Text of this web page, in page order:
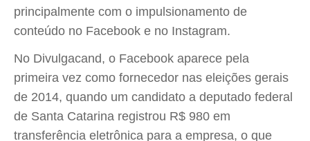
principalmente com o impulsionamento de
conteúdo no Facebook e no Instagram.
No Divulgacand, o Facebook aparece pela
primeira vez como fornecedor nas eleições gerais
de 2014, quando um candidato a deputado federal
de Santa Catarina registrou R$ 980 em
transferência eletrônica para a empresa, o que